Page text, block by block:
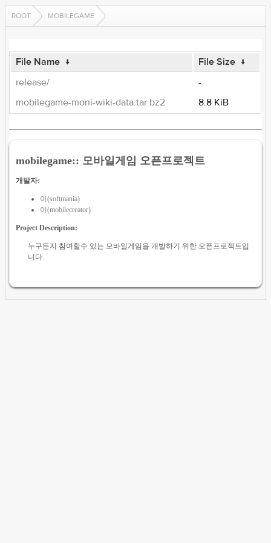
ROOT MOBILEGAME
File Name ↓ File Size ↓
release/
-
mobilegame-moni-wiki-data.tar.bz2
8.8 KiB
mobilegame:: 모바일게임 오픈프로젝트
개발자:
이(softmania)
이(mobilecreator)
Project Description:
누구든지 참여할수 있는 모바일게임을 개발하기 위한 오픈프로젝트입
니다.